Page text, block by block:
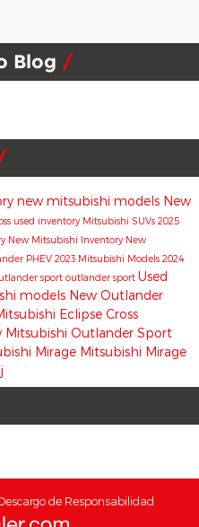
Blog
new mitsubishi models New
used inventory Mitsubishi SUVs 2025
New Mitsubishi Inventory New
PHEV 2023 Mitsubishi Models 2024
sport outlander sport Used
models New Outlander
Eclipse Cross
Mitsubishi Outlander Sport
Mirage Mitsubishi Mirage
de Responsabilidad